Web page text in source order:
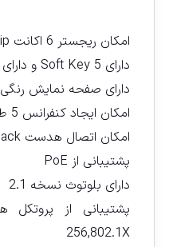
امکان ریجستر 6 اکانت sip و دارای 2 پورت اترنت
دارای 5 Soft Key و دارای 24 کلید قابل برنامه ریزی
دارای صفحه نمایش رنگی480x 272 پیکسل
امکان ایجاد کنفرانس 5 طرفه
امکان اتصال هدست RJ9 Headset Jack
پشتیبانی از PoE
دارای بلوتوث نسخه 2.1
256,802.1X